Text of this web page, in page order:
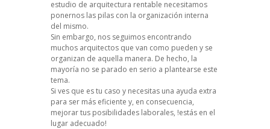
estudio de arquitectura rentable necesitamos
ponernos las pilas con la organización interna
del mismo.
Sin embargo, nos seguimos encontrando
muchos arquitectos que van como pueden y se
organizan de aquella manera. De hecho, la
mayoría no se parado en serio a plantearse este
tema.
Si ves que es tu caso y necesitas una ayuda extra
para ser más eficiente y, en consecuencia,
mejorar tus posibilidades laborales, !estás en el
lugar adecuado!